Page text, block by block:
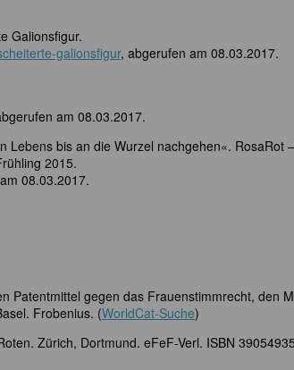
Galionsfigur.
galionsfigur, abgerufen am 08.03.2017.
am 08.03.2017.
Lebens bis an die Wurzel nachgehen«. RosaRot –
2015.
08.03.2017.
Patentmittel gegen das Frauenstimmrecht, den
Frobenius. (WorldCat-Suche)
Zürich, Dortmund. eFeF-Verl. ISBN